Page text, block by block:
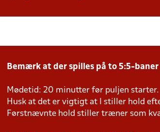
Bemærk at der spilles på to 5:5-
Mødetid: 20 minutter før puljen starter.
Husk at det er vigtigt at I stiller hold
Førstnævnte hold stiller træner som